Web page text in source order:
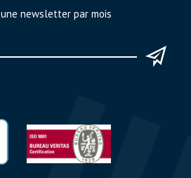
newsletter par mois